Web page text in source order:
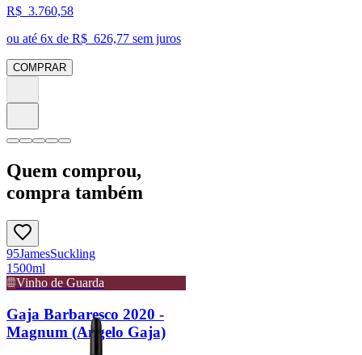
R$ 3.760,58
ou até 6x de R$ 626,77 sem juros
COMPRAR
Quem comprou,
compra também
95JamesSuckling
1500ml
Vinho de Guarda
Gaja Barbaresco 2020 -
Magnum (Angelo Gaja)